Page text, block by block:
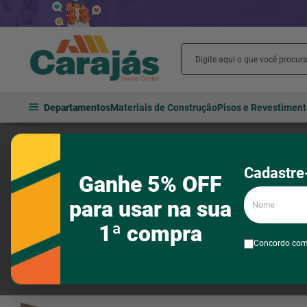
DepartamentosMateriais de ConstruçãoPisos e
Ganhe 5% OFF
para usar na sua
1ª compra
Nome
Concordo
Hidráulica